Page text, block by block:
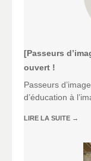
[Passeurs
ouvert !
Passeurs
d’éducation à
LIRE LA SUITE →